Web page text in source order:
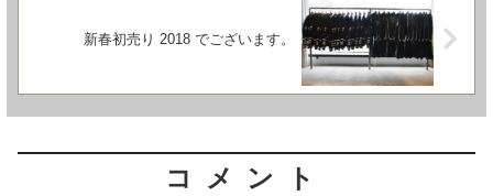
新春初売り 2018 でございます。
コメント